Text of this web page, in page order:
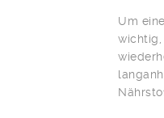
Um
wichtig,